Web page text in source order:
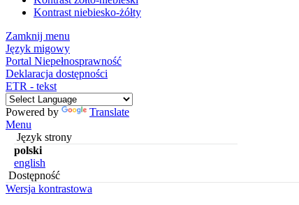
Kontrast niebiesko-żółty
Zamknij menu
Język migowy
Portal Niepełnosprawność
Deklaracja dostępności
ETR - tekst
Powered by
Translate
Menu
Język strony
polski
english
Dostępność
Wersja kontrastowa